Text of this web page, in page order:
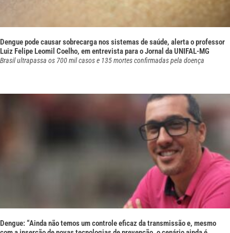
Dengue pode causar sobrecarga nos sistemas de saúde, alerta o professor
Luiz Felipe Leomil Coelho, em entrevista para o Jornal da UNIFAL-MG
Brasil ultrapassa os 700 mil casos e 135 mortes confirmadas pela doença
Dengue: “Ainda não temos um controle eficaz da transmissão e, mesmo